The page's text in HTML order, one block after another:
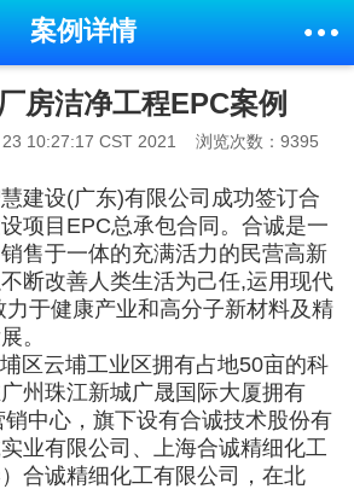
案例详情
房洁净工程EPC案例
10:27:17 CST 2021 浏览次数：9395
建设(广东)有限公司成功签订合
项目EPC总承包合同 。 合诚是一
售于一体的充满活力的民营高新
断改善人类生活为己任,运用现代
于健康产业和高分子新材料及精
。
云埔工业区拥有占地50亩的科
州珠江新城广晟国际大厦拥有
中心，旗下设有合诚技术股份有
业有限公司、上海合诚精细化工
合诚精细化工有限公司，在北